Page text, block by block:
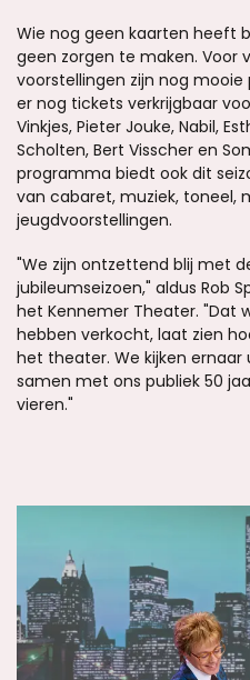
Wie nog geen kaarten heeft
geen zorgen te maken. Voor
voorstellingen zijn nog mooie
er nog tickets verkrijgbaar
Vinkjes, Pieter Jouke, Nabil,
Scholten, Bert Visscher en
programma biedt ook dit
van cabaret, muziek, toneel,
jeugdvoorstellingen.
"We zijn ontzettend blij met
jubileumseizoen," aldus Rob
het Kennemer Theater. "Dat
hebben verkocht, laat zien
het theater. We kijken
samen met ons publiek 50
vieren."